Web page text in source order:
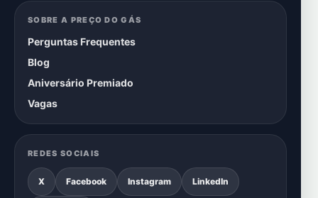
SOBRE A PREÇO DO GÁS
Perguntas Frequentes
Blog
Aniversário Premiado
Vagas
REDES SOCIAIS
X Facebook Instagram LinkedIn